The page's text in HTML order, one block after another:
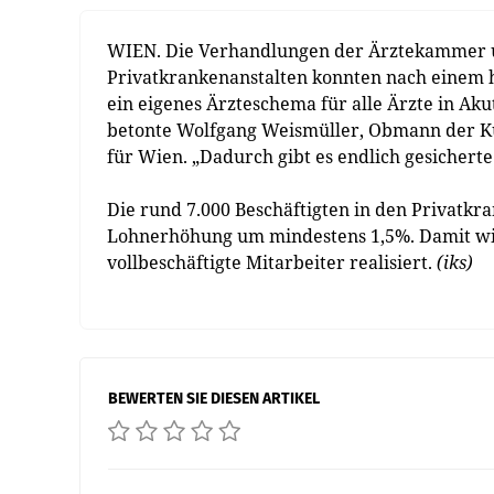
WIEN. Die Verhandlungen der
Privatkrankenanstalten konnten nach einem
ein eigenes Ärzteschema für alle Ärzte in
betonte Wolfgang Weismüller, Obmann der
für Wien. „Dadurch gibt es endlich
Die rund 7.000 Beschäftigten in den
Lohnerhöhung um mindestens 1,5%. Damit
vollbeschäftigte Mitarbeiter realisiert. (iks)
BEWERTEN SIE DIESEN ARTIKEL